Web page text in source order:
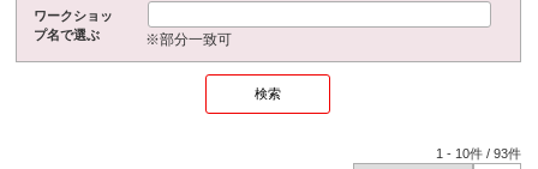
ワークショッ
プ名で選ぶ
※部分一致可
1 - 10件 /93件